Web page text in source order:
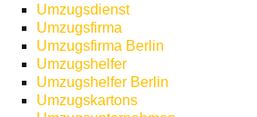
Umzugsdienst
Umzugsfirma
Umzugsfirma Berlin
Umzugshelfer
Umzugshelfer Berlin
Umzugskartons